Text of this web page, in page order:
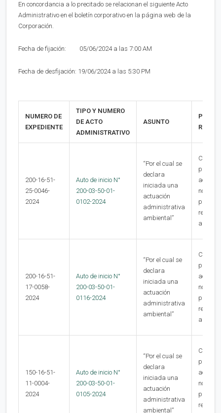
En concordancia a lo precitado se relacionan el siguiente Acto
Administrativo en el boletín corporativo en la página web de la
Corporación.
Fecha de fijación: 05/06/2024 a las 7:00 AM
Fecha de desfijación: 19/06/2024 a las 5:30 PM
NUMERO DE
EXPEDIENTE
TIPO Y NUMERO
DE ACTO
ADMINISTRATIVO
ASUNTO
200-16-51-
25-0046-
2024
Auto de inicio N°
200-03-50-01-
0102-2024
“Por el cual se
declara
iniciada una
actuación
administrativa
ambiental”
Contra
no
procede
recurso
alguno
200-16-51-
17-0058-
2024
Auto de inicio N°
200-03-50-01-
0116-2024
“Por el cual se
declara
iniciada una
actuación
administrativa
ambiental”
Contra
no
procede
recurso
alguno
150-16-51-
11-0004-
2024
Auto de inicio N°
200-03-50-01-
0105-2024
“Por el cual se
declara
iniciada una
actuación
administrativa
ambiental”
Contra
no
procede
recurso